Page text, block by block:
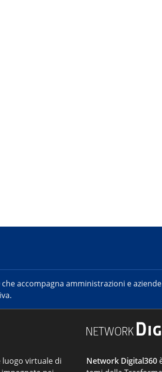
che accompagna amministrazioni e
virtuale di
Network Digital360